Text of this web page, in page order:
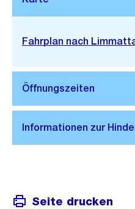
Stadtplan 3D
Externer
Fahrplan nach
Seite drucken